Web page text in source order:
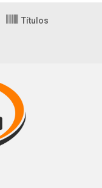
Títulos